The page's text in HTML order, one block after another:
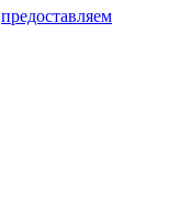
предоставляем